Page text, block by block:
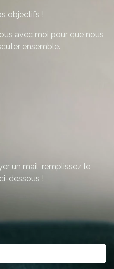
objectifs !
avec moi pour que nous
ensemble.
un mail, remplissez le
dessous !